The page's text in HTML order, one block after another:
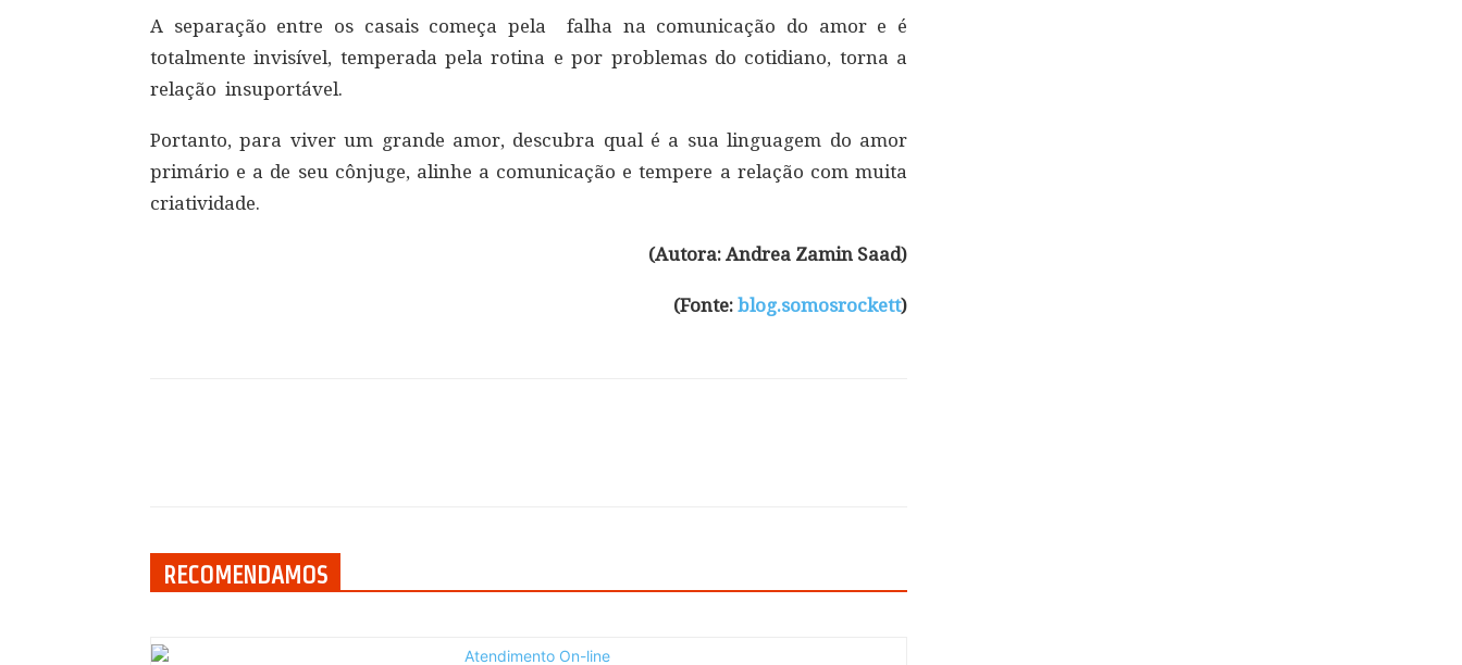
A separação entre os casais começa pela falha na comunicação do amor e é
totalmente invisível, temperada pela rotina e por problemas do cotidiano, torna a
relação insuportável.
Portanto, para viver um grande amor, descubra qual é a sua linguagem do amor
primário e a de seu cônjuge, alinhe a comunicação e tempere a relação com muita
criatividade.
(Autora: Andrea Zamin Saad)
(Fonte: blog.somosrockett)
RECOMENDAMOS